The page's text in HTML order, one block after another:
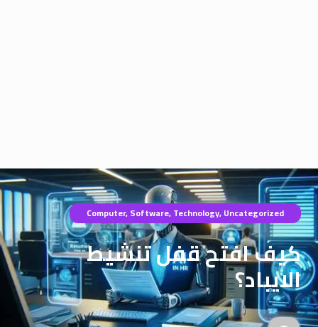
Computer,Software,Technology,Uncategorized
كيف افتح قفل تنشيط
الايباد؟